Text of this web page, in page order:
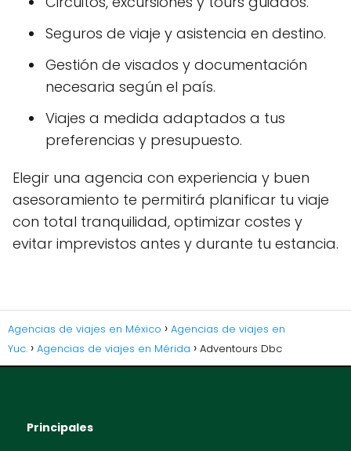
Seguros de viaje y asistencia en destino.
Gestión de visados y documentación
necesaria según el país.
Viajes a medida adaptados a tus
preferencias y presupuesto.
Elegir una agencia con experiencia y buen
asesoramiento te permitirá planificar tu viaje
con total tranquilidad, optimizar costes y
evitar imprevistos antes y durante tu estancia.
Agencias de viajes en México
Agencias de viajes en
Yuc.
Agencias de viajes en Mérida Adventours Dbc
Principales